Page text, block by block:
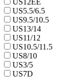
US12EE
US5.5/6.5
US9.5/10.5
US13/14
US11/12
US10.5/11.5
US8/10
US3/5
US7D